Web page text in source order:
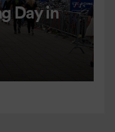
Day in